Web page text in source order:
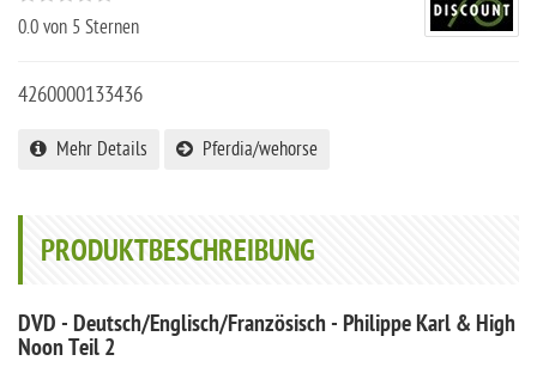
0.0 von 5 Sternen
4260000133436
Mehr Details Pferdia/wehorse
PRODUKTBESCHREIBUNG
DVD - Deutsch/Englisch/Französisch - Philippe Karl & High
Noon Teil 2